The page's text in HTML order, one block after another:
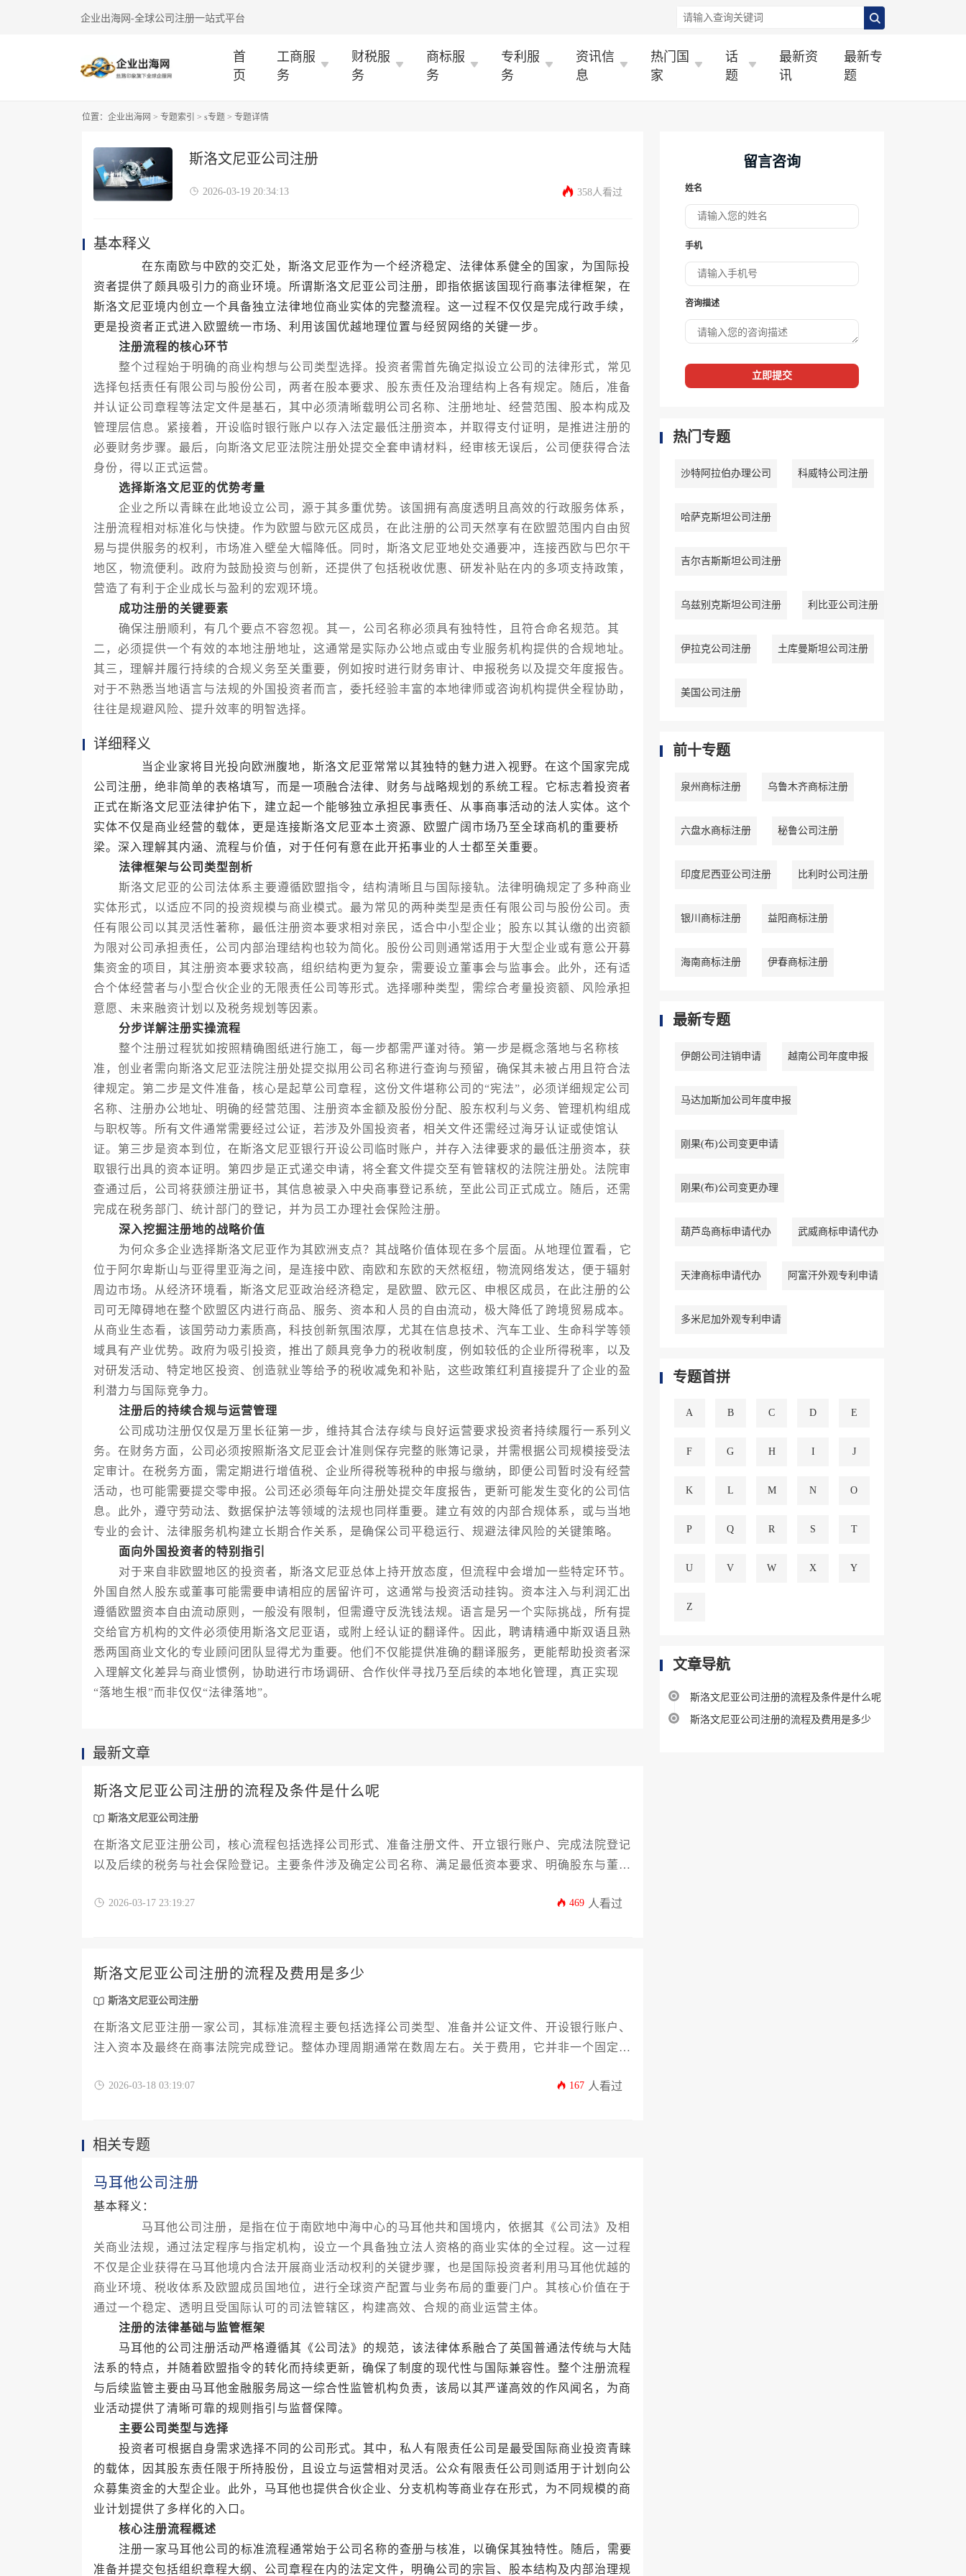
企业出海网-全球公司注册一站式平台
首
页
工商服
务
财税服
务
商标服
务
专利服
务
资讯信
息
热门国
家
话
题
最新资
讯
最新专
题
位置： 企业出海网 > 专题索引 > s专题 > 专题详情
斯洛文尼亚公司注册
2026-03-19 20:34:13 358人看过
基本释义
在东南欧与中欧的交汇处，斯洛文尼亚作为一个经济稳定、法律体系健全的国家，为国际投
资者提供了颇具吸引力的商业环境。所谓斯洛文尼亚公司注册，即指依据该国现行商事法律框架，在
斯洛文尼亚境内创立一个具备独立法律地位商业实体的完整流程。这一过程不仅仅是完成行政手续，
更是投资者正式进入欧盟统一市场、利用该国优越地理位置与经贸网络的关键一步。
注册流程的核心环节
整个过程始于明确的商业构想与公司类型选择。投资者需首先确定拟设立公司的法律形式，常见
选择包括责任有限公司与股份公司，两者在股本要求、股东责任及治理结构上各有规定。随后，准备
并认证公司章程等法定文件是基石，其中必须清晰载明公司名称、注册地址、经营范围、股本构成及
管理层信息。紧接着，开设临时银行账户以存入法定最低注册资本，并取得支付证明，是推进注册的
必要财务步骤。最后，向斯洛文尼亚法院注册处提交全套申请材料，经审核无误后，公司便获得合法
身份，得以正式运营。
选择斯洛文尼亚的优势考量
企业之所以青睐在此地设立公司，源于其多重优势。该国拥有高度透明且高效的行政服务体系，
注册流程相对标准化与快捷。作为欧盟与欧元区成员，在此注册的公司天然享有在欧盟范围内自由贸
易与提供服务的权利，市场准入壁垒大幅降低。同时，斯洛文尼亚地处交通要冲，连接西欧与巴尔干
地区，物流便利。政府为鼓励投资与创新，还提供了包括税收优惠、研发补贴在内的多项支持政策，
营造了有利于企业成长与盈利的宏观环境。
成功注册的关键要素
确保注册顺利，有几个要点不容忽视。其一，公司名称必须具有独特性，且符合命名规范。其
二，必须提供一个有效的本地注册地址，这通常是实际办公地点或由专业服务机构提供的合规地址。
其三，理解并履行持续的合规义务至关重要，例如按时进行财务审计、申报税务以及提交年度报告。
对于不熟悉当地语言与法规的外国投资者而言，委托经验丰富的本地律师或咨询机构提供全程协助，
往往是规避风险、提升效率的明智选择。
详细释义
当企业家将目光投向欧洲腹地，斯洛文尼亚常常以其独特的魅力进入视野。在这个国家完成
公司注册，绝非简单的表格填写，而是一项融合法律、财务与战略规划的系统工程。它标志着投资者
正式在斯洛文尼亚法律护佑下，建立起一个能够独立承担民事责任、从事商事活动的法人实体。这个
实体不仅是商业经营的载体，更是连接斯洛文尼亚本土资源、欧盟广阔市场乃至全球商机的重要桥
梁。深入理解其内涵、流程与价值，对于任何有意在此开拓事业的人士都至关重要。
法律框架与公司类型剖析
斯洛文尼亚的公司法体系主要遵循欧盟指令，结构清晰且与国际接轨。法律明确规定了多种商业
实体形式，以适应不同的投资规模与商业模式。最为常见的两种类型是责任有限公司与股份公司。责
任有限公司以其灵活性著称，最低注册资本要求相对亲民，适合中小型企业；股东以其认缴的出资额
为限对公司承担责任，公司内部治理结构也较为简化。股份公司则通常适用于大型企业或有意公开募
集资金的项目，其注册资本要求较高，组织结构更为复杂，需要设立董事会与监事会。此外，还有适
合个体经营者与小型合伙企业的无限责任公司等形式。选择哪种类型，需综合考量投资额、风险承担
意愿、未来融资计划以及税务规划等因素。
分步详解注册实操流程
整个注册过程犹如按照精确图纸进行施工，每一步都需严谨对待。第一步是概念落地与名称核
准，创业者需向斯洛文尼亚法院注册处提交拟用公司名称进行查询与预留，确保其未被占用且符合法
律规定。第二步是文件准备，核心是起草公司章程，这份文件堪称公司的“宪法”，必须详细规定公司
名称、注册办公地址、明确的经营范围、注册资本金额及股份分配、股东权利与义务、管理机构组成
与职权等。所有文件通常需要经过公证，若涉及外国投资者，相关文件还需经过海牙认证或使馆认
证。第三步是资本到位，在斯洛文尼亚银行开设公司临时账户，并存入法律要求的最低注册资本，获
取银行出具的资本证明。第四步是正式递交申请，将全套文件提交至有管辖权的法院注册处。法院审
查通过后，公司将获颁注册证书，其信息被录入中央商事登记系统，至此公司正式成立。随后，还需
完成在税务部门、统计部门的登记，并为员工办理社会保险注册。
深入挖掘注册地的战略价值
为何众多企业选择斯洛文尼亚作为其欧洲支点？其战略价值体现在多个层面。从地理位置看，它
位于阿尔卑斯山与亚得里亚海之间，是连接中欧、南欧和东欧的天然枢纽，物流网络发达，便于辐射
周边市场。从经济环境看，斯洛文尼亚政治经济稳定，是欧盟、欧元区、申根区成员，在此注册的公
司可无障碍地在整个欧盟区内进行商品、服务、资本和人员的自由流动，极大降低了跨境贸易成本。
从商业生态看，该国劳动力素质高，科技创新氛围浓厚，尤其在信息技术、汽车工业、生命科学等领
域具有产业优势。政府为吸引投资，推出了颇具竞争力的税收制度，例如较低的企业所得税率，以及
对研发活动、特定地区投资、创造就业等给予的税收减免和补贴，这些政策红利直接提升了企业的盈
利潜力与国际竞争力。
注册后的持续合规与运营管理
公司成功注册仅仅是万里长征第一步，维持其合法存续与良好运营要求投资者持续履行一系列义
务。在财务方面，公司必须按照斯洛文尼亚会计准则保存完整的账簿记录，并需根据公司规模接受法
定审计。在税务方面，需定期进行增值税、企业所得税等税种的申报与缴纳，即便公司暂时没有经营
活动，也可能需要提交零申报。公司还必须每年向注册处提交年度报告，更新可能发生变化的公司信
息。此外，遵守劳动法、数据保护法等领域的法规也同样重要。建立有效的内部合规体系，或与当地
专业的会计、法律服务机构建立长期合作关系，是确保公司平稳运行、规避法律风险的关键策略。
面向外国投资者的特别指引
对于来自非欧盟地区的投资者，斯洛文尼亚总体上持开放态度，但流程中会增加一些特定环节。
外国自然人股东或董事可能需要申请相应的居留许可，这通常与投资活动挂钩。资本注入与利润汇出
遵循欧盟资本自由流动原则，一般没有限制，但需遵守反洗钱法规。语言是另一个实际挑战，所有提
交给官方机构的文件必须使用斯洛文尼亚语，或附上经认证的翻译件。因此，聘请精通中斯双语且熟
悉两国商业文化的专业顾问团队显得尤为重要。他们不仅能提供准确的翻译服务，更能帮助投资者深
入理解文化差异与商业惯例，协助进行市场调研、合作伙伴寻找乃至后续的本地化管理，真正实现
“落地生根”而非仅仅“法律落地”。
最新文章
斯洛文尼亚公司注册的流程及条件是什么呢
斯洛文尼亚公司注册
在斯洛文尼亚注册公司，核心流程包括选择公司形式、准备注册文件、开立银行账户、完成法院登记
以及后续的税务与社会保险登记。主要条件涉及确定公司名称、满足最低资本要求、明确股东与董事
2026-03-17 23:19:27 469 人看过
斯洛文尼亚公司注册的流程及费用是多少
斯洛文尼亚公司注册
在斯洛文尼亚注册一家公司，其标准流程主要包括选择公司类型、准备并公证文件、开设银行账户、
注入资本及最终在商事法院完成登记。整体办理周期通常在数周左右。关于费用，它并非一个固定数
式、资本额及服务选择而有显著差异，从数千欧元到上万欧元不等。
2026-03-18 03:19:07 167 人看过
相关专题
马耳他公司注册
基本释义：
马耳他公司注册，是指在位于南欧地中海中心的马耳他共和国境内，依据其《公司法》及相
关商业法规，通过法定程序与指定机构，设立一个具备独立法人资格的商业实体的全过程。这一过程
不仅是企业获得在马耳他境内合法开展商业活动权利的关键步骤，也是国际投资者利用马耳他优越的
商业环境、税收体系及欧盟成员国地位，进行全球资产配置与业务布局的重要门户。其核心价值在于
通过一个稳定、透明且受国际认可的司法管辖区，构建高效、合规的商业运营主体。
注册的法律基础与监管框架
马耳他的公司注册活动严格遵循其《公司法》的规范，该法律体系融合了英国普通法传统与大陆
法系的特点，并随着欧盟指令的转化而持续更新，确保了制度的现代性与国际兼容性。整个注册流程
与后续监管主要由马耳他金融服务局这一综合性监管机构负责，该局以其严谨高效的作风闻名，为商
业活动提供了清晰可靠的规则指引与监督保障。
主要公司类型与选择
投资者可根据自身需求选择不同的公司形式。其中，私人有限责任公司是最受国际商业投资青睐
的载体，因其股东责任限于所持股份，且设立与运营相对灵活。公众有限责任公司则适用于计划向公
众募集资金的大型企业。此外，马耳他也提供合伙企业、分支机构等商业存在形式，为不同规模的商
业计划提供了多样化的入口。
核心注册流程概述
注册一家马耳他公司的标准流程通常始于公司名称的查册与核准，以确保其独特性。随后，需要
准备并提交包括组织章程大纲、公司章程在内的法定文件，明确公司的宗旨、股本结构及内部治理规
留言咨询
姓名
手机
咨询描述
立即提交
热门专题
沙特阿拉伯办理公司 科威特公司注册
哈萨克斯坦公司注册
吉尔吉斯斯坦公司注册
乌兹别克斯坦公司注册 利比亚公司注册
伊拉克公司注册 土库曼斯坦公司注册
美国公司注册
前十专题
泉州商标注册 乌鲁木齐商标注册
六盘水商标注册 秘鲁公司注册
印度尼西亚公司注册 比利时公司注册
银川商标注册 益阳商标注册
海南商标注册 伊春商标注册
最新专题
伊朗公司注销申请 越南公司年度申报
马达加斯加公司年度申报
刚果(布)公司变更申请
刚果(布)公司变更办理
葫芦岛商标申请代办 武威商标申请代办
天津商标申请代办 阿富汗外观专利申请
多米尼加外观专利申请
专题首拼
A B C D E
F G H I J
K L M N O
P Q R S T
U V W X Y
Z
文章导航
斯洛文尼亚公司注册的流程及条件是什么呢
斯洛文尼亚公司注册的流程及费用是多少